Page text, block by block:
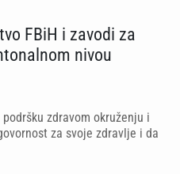
FBiH i zavodi za
nivou
zdravom okruženju i
za svoje zdravlje i da